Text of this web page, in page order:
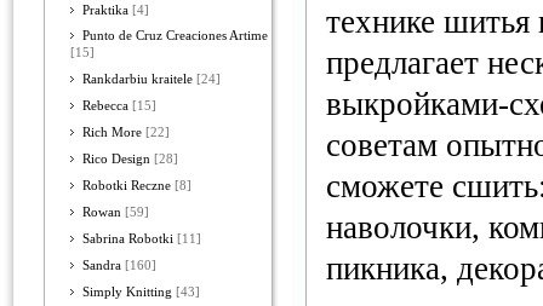
Praktika [4]
Punto de Cruz Creaciones Artime
[15]
Rankdarbiu kraitele [24]
Rebecca [15]
Rich More [22]
Rico Design [28]
Robotki Reczne [8]
Rowan [59]
Sabrina Robotki [11]
Sandra [160]
Simply Knitting [43]
технике шитья
предлагает
выкройками-
советам
сможете
наволочки,
пикника,